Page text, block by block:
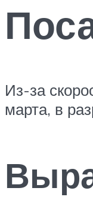
Из-за
марта, в